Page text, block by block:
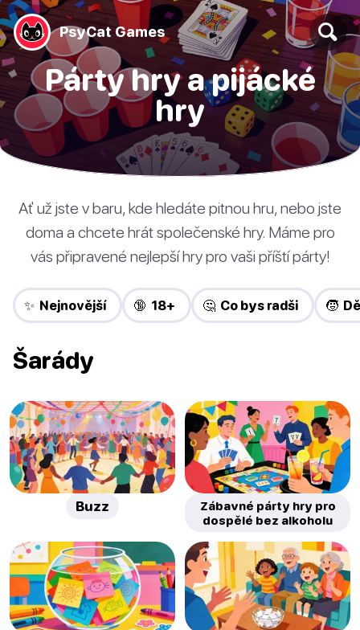
PsyCat Games
Párty hry a pijácké
hry
Ať už jste v baru, kde hledáte pitnou hru, nebo jste
doma a chcete hrát společenské hry. Máme pro
vás připravené nejlepší hry pro vaši příští párty!
✨ Nejnovější 🔞 18+ 🤔 Co bys radši 🧒
Šarády
Buzz
Zábavné párty hry pro
dospělé bez alkoholu